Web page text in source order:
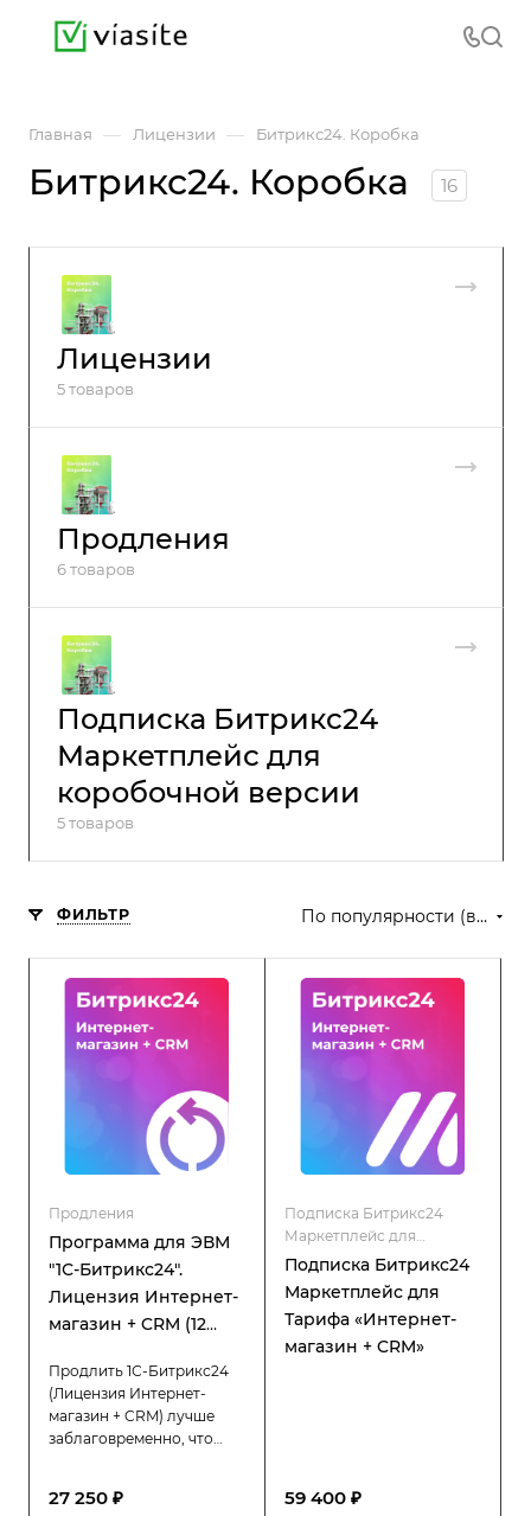
Главная — Лицензии — Битрикс24. Коробка
Битрикс24. Коробка 16
Лицензии
5 товаров
Продления
6 товаров
Подписка Битрикс24
Маркетплейс для
коробочной версии
5 товаров
ФИЛЬТР По популярности (возрастание)
Продления
Программа для ЭВМ
"1С-Битрикс24".
Лицензия Интернет-
магазин + CRM (12
Продлить 1С-Битрикс24
(Лицензия Интернет-
магазин + CRM) лучше
заблаговременно, что
системы. При активной
27 250 ₽
Подписка Битрикс24
Маркетплейс для
коробочной версии
Подписка Битрикс24
Маркетплейс для
Тарифа «Интернет-
магазин + CRM»
59 400 ₽